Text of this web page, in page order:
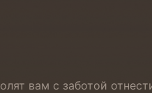
вам с заботой